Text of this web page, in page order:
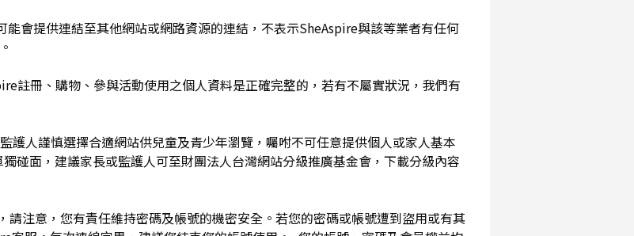
會提供連結至其他網站或網路資源的連結，不表示SheAspire與該等業者有任何
註冊、購物、參與活動使用之個人資料是正確完整的，若有不屬實狀況，我們有
人謹慎選擇合適網站供兒童及青少年瀏覽，囑咐不可任意提供個人或家人基本
碰面，建議家長或監護人可至財團法人台灣網站分級推廣基金會，下載分級內容
注意，您有責任維持密碼及帳號的機密安全。若您的密碼或帳號遭到盜用或有其